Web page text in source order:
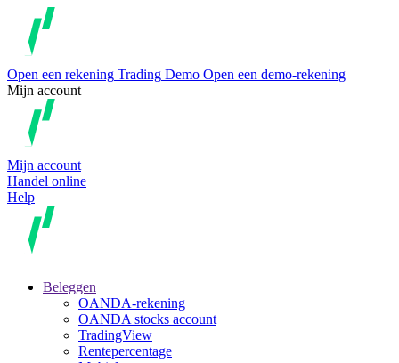
Open een rekening Trading Demo Open een demo-rekening
Mijn account
Mijn account
Handel online
Help
Beleggen
OANDA-rekening
OANDA stocks account
TradingView
Rentepercentage